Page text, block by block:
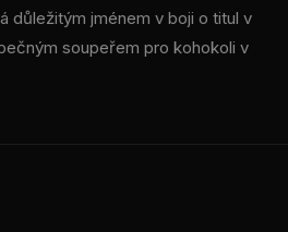
důležitým jménem v boji o titul v
soupeřem pro kohokoli v